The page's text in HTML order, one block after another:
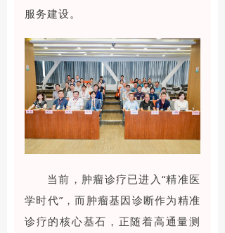
服务建设。
当前，肿瘤诊疗已进入“精准医
学时代”，而肿瘤基因诊断作为精准
诊疗的核心基石，正随着高通量测